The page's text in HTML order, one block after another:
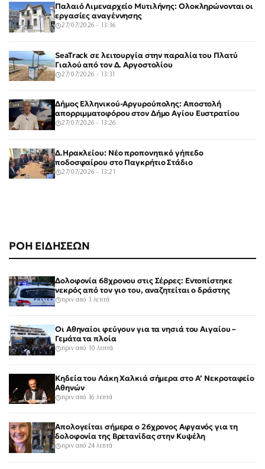
ΡΟΗ ΕΙΔΗΣΕΩΝ
Δολοφονία 68χρονου στις Σέρρες: Εντοπίστηκε
νεκρός από τον γιο του, αναζητείται ο δράστης
πριν από 3 λεπτά
Οι Αθηναίοι φεύγουν για τα νησιά του Αιγαίου –
Γεμάτα τα πλοία
πριν από 10 λεπτά
Κηδεία του Λάκη Χαλκιά σήμερα στο Α’ Νεκροταφείο
Αθηνών
πριν από 16 λεπτά
Απολογείται σήμερα ο 26χρονος Αφγανός για τη
δολοφονία της Βρετανίδας στην Κυψέλη
πριν από 24 λεπτά
Παλαιό Λιμεναρχείο Μυτιλήνης: Ολοκληρώνονται οι
εργασίες αναγέννησης
27/07/2026 - 13:36
SeaTrack σε λειτουργία στην παραλία του Πλατύ
Γιαλού από τον Δ. Αργοστολίου
27/07/2026 - 13:31
Δήμος Ελληνικού-Αργυρούπολης: Αποστολή
απορριμματοφόρου στον Δήμο Αγίου Ευστρατίου
27/07/2026 - 13:26
Δ.Ηρακλείου: Νέο προπονητικό γήπεδο
ποδοσφαίρου στο Παγκρήτιο Στάδιο
27/07/2026 - 13:21